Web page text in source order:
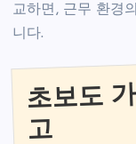
교하면, 근무 환경
니다.
초보도
고